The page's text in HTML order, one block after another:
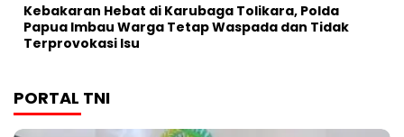
Kebakaran Hebat di Karubaga Tolikara, Polda
Papua Imbau Warga Tetap Waspada dan Tidak
Terprovokasi Isu
PORTAL TNI